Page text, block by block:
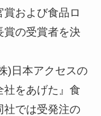
および食品ロ
賞の受賞者を決
)日本アクセスの
社をあげた』食
社では受発注の